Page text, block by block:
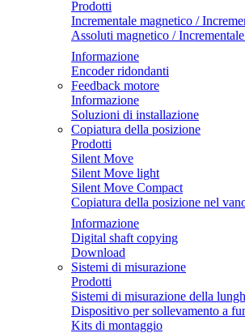
Prodotti
Incrementale magnetico /
Assoluti magnetico /
Informazione
Encoder ridondanti
Feedback motore
Informazione
Soluzioni di installazione
Copiatura della posizione
Prodotti
Silent Move
Silent Move light
Silent Move Compact
Copiatura della posizione nel
Informazione
Digital shaft copying
Download
Sistemi di misurazione
Prodotti
Sistemi di misurazione della
Dispositivo per sollevamento a
Kits di montaggio